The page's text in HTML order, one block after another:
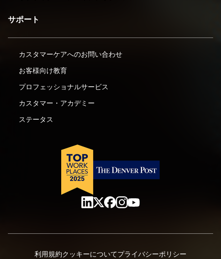
サポート
カスタマーケアへのお問い合わせ
お客様向け教育
プロフェッショナルサービス
カスタマー・アカデミー
ステータス
利用規約クッキーについてプライバシーポリシー